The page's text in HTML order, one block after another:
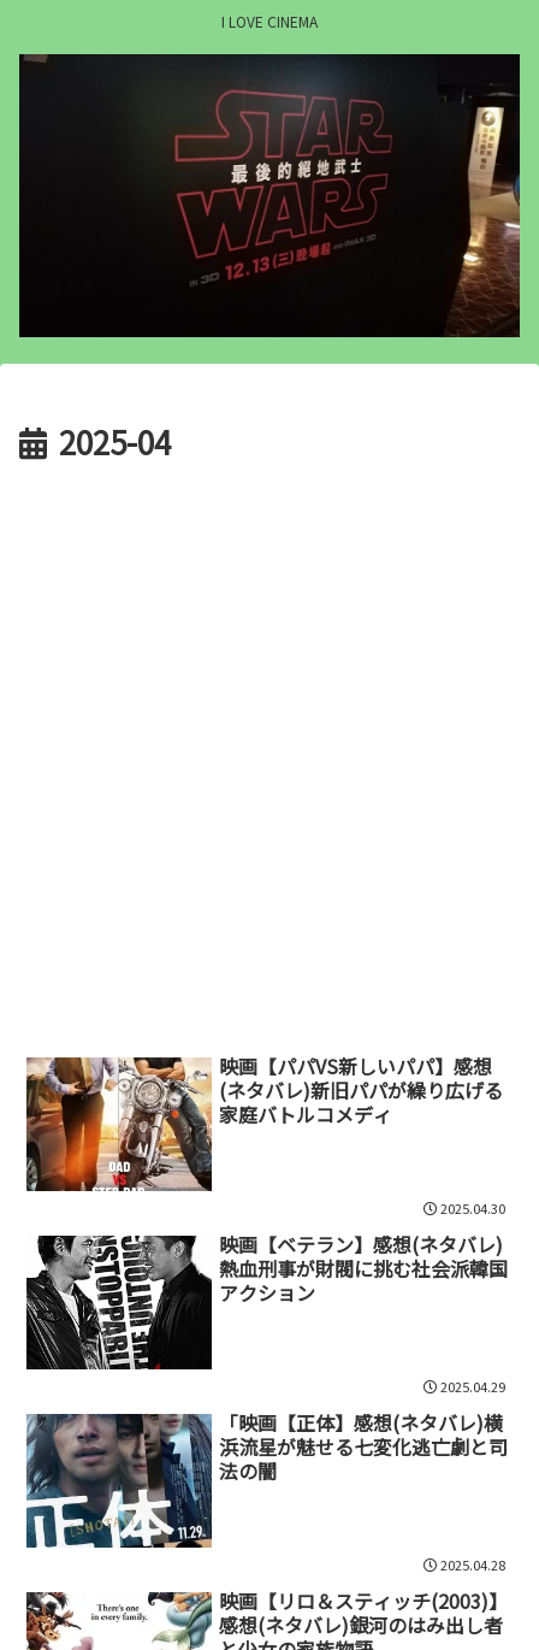
I LOVE CINEMA
2025-04
映画【パパVS新しいパパ】感想
(ネタバレ)新旧パパが繰り広げる
家庭バトルコメディ
2025.04.30
映画【ベテラン】感想(ネタバレ)
熱血刑事が財閥に挑む社会派韓国
アクション
2025.04.29
「映画【正体】感想(ネタバレ)横
浜流星が魅せる七変化逃亡劇と司
法の闇
2025.04.28
映画【リロ＆スティッチ(2003)】
感想(ネタバレ)銀河のはみ出し者